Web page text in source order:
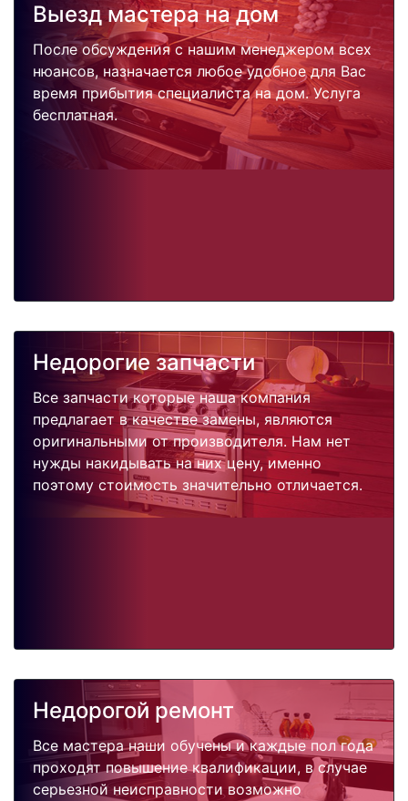
Выезд мастера на дом
После обсуждения с нашим менеджером всех
нюансов, назначается любое удобное для Вас
время прибытия специалиста на дом. Услуга
бесплатная.
Недорогие запчасти
Все запчасти которые наша компания
предлагает в качестве замены, являются
оригинальными от производителя. Нам нет
нужды накидывать на них цену, именно
поэтому стоимость значительно отличается.
Недорогой ремонт
Все мастера наши обучены и каждые пол года
проходят повышение квалификации, в случае
серьезной неисправности возможно